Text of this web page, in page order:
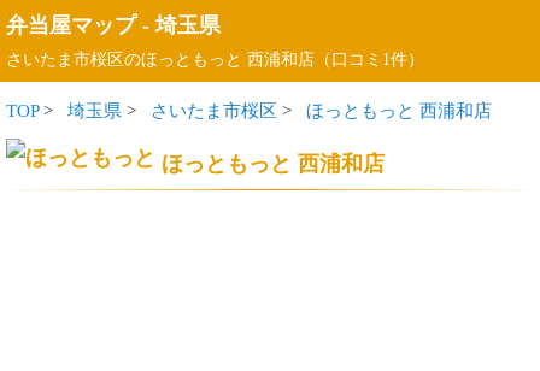
弁当屋マップ-埼玉県
さいたま市桜区のほっともっと 西浦和店（口コミ1件）
TOP> 埼玉県 > さいたま市桜区 > ほっともっと 西浦和店
ほっともっと 西浦和店